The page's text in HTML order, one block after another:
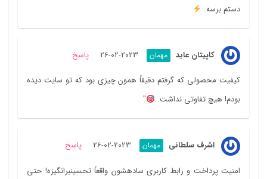
دستم برسه.
کاپیتان عابد مهمان 2023-02-26 پاسخ
کیفیت محصولی که گرفتم دقیقاً همون چیزی بود که تو سایت دیده
بودم! هیچ تفاوتی نداشت.
"
اشرف سلطانی مهمان 2023-02-26 پاسخ
امنیت پرداخت و رابط کاربری سادهشون واقعاً تحسینبرانگیزه! حتی